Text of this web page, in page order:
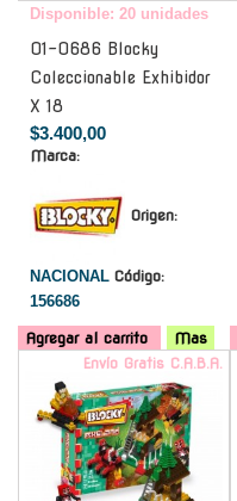
Disponible: 20 unidades
01-0686 Blocky
Coleccionable Exhibidor
X 18
$3.400,00
Marca:
Origen:
NACIONAL Código:
156686
Agregar al carrito Mas
Envío Gratis C.A.B.A.